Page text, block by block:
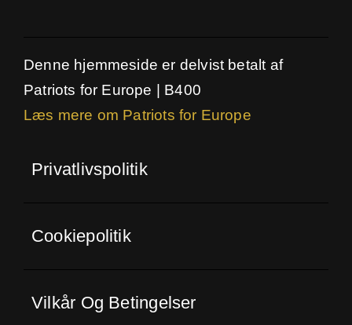
Denne hjemmeside er delvist betalt af
Patriots for Europe | B400
Læs mere om Patriots for Europe
Privatlivspolitik
Cookiepolitik
Vilkår Og Betingelser